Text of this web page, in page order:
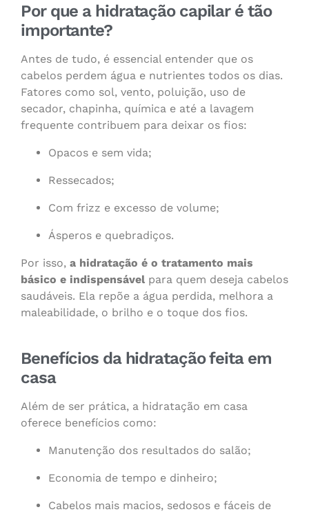
Por que a hidratação capilar é tão
importante?
Antes de tudo, é essencial entender que os
cabelos perdem água e nutrientes todos os dias.
Fatores como sol, vento, poluição, uso de
secador, chapinha, química e até a lavagem
frequente contribuem para deixar os fios:
Opacos e sem vida;
Ressecados;
Com frizz e excesso de volume;
Ásperos e quebradiços.
Por isso, a hidratação é o tratamento mais
básico e indispensável para quem deseja cabelos
saudáveis. Ela repõe a água perdida, melhora a
maleabilidade, o brilho e o toque dos fios.
Benefícios da hidratação feita em
casa
Além de ser prática, a hidratação em casa
oferece benefícios como:
Manutenção dos resultados do salão;
Economia de tempo e dinheiro;
Cabelos mais macios, sedosos e fáceis de